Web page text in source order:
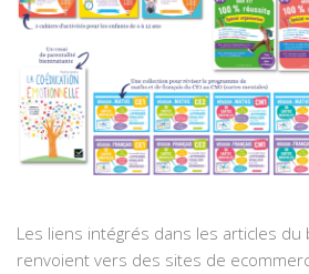
Les liens intégrés dans les articles du
renvoient vers des sites de